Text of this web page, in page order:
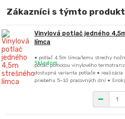
Zákazníci s týmto
Vinylová potlač jedného
límca
• potlač 4,5m límca/lemu strechy
potlač pomocou vinylového
dostupná varianta potlače • realizácia
priebehu 5–10 pracovných dní •
Skladom